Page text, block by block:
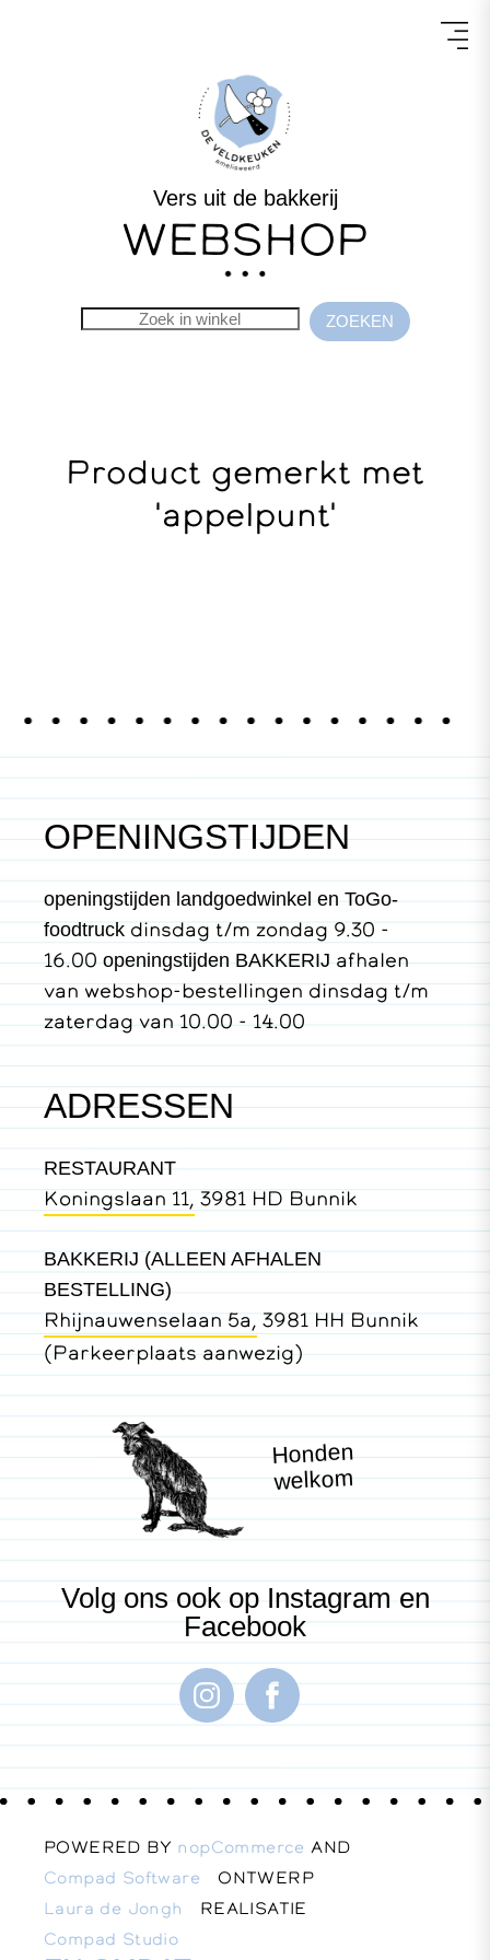
Vers uit de bakkerij
WEBSHOP
Product gemerkt met
'appelpunt'
OPENINGSTIJDEN
openingstijden landgoedwinkel en ToGo-
foodtruck dinsdag t/m zondag 9.30 -
16.00openingstijden BAKKERIJafhalen
van webshop-bestellingen dinsdag t/m
zaterdag van 10.00 - 14.00
ADRESSEN
RESTAURANT
Koningslaan 11, 3981 HD Bunnik
BAKKERIJ (ALLEEN AFHALEN
BESTELLING)
Rhijnauwenselaan 5a, 3981 HH Bunnik
(Parkeerplaats aanwezig)
Honden
welkom
Volg ons ook op Instagram en
Facebook
POWERED BY nopCommerce AND
Compad SoftwareONTWERP
Laura de Jongh REALISATIE
Compad Studio